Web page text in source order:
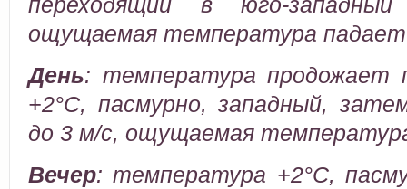
ощущаемая температура падает
День: температура продожает
+2°C, пасмурно, западный,
до 3 м/с, ощущаемая
Вечер: температура +2°C,